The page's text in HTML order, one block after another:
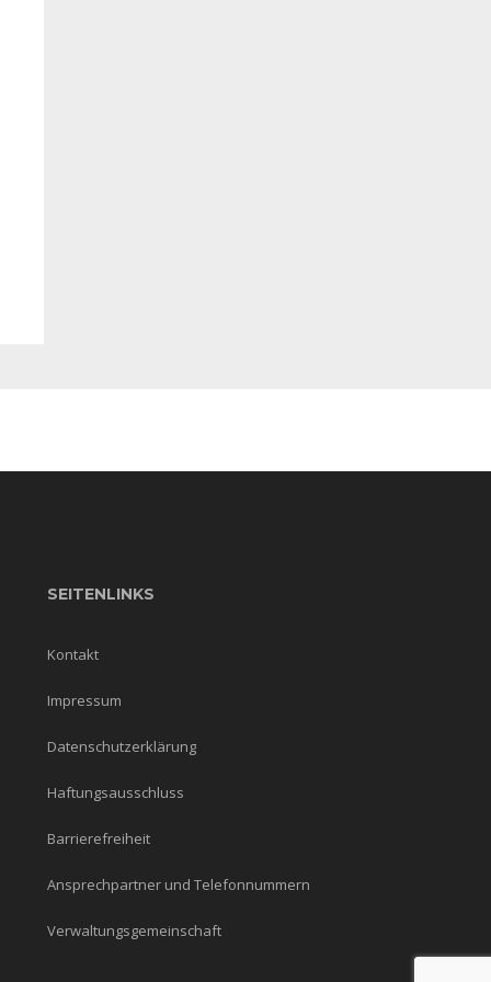
SEITENLINKS
Kontakt
Impressum
Datenschutzerklärung
Haftungsausschluss
Barrierefreiheit
Ansprechpartner und Telefonnummern
Verwaltungsgemeinschaft